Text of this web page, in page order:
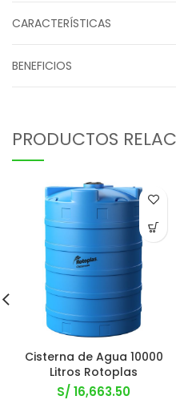
CARACTERÍSTICAS
BENEFICIOS
PRODUCTOS
Cisterna de Agua 10000
Litros Rotoplas
S/16,663.50